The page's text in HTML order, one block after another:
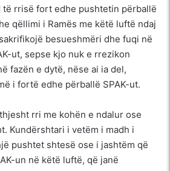
të rrisë fort edhe pushtetin përballë
qëllimi i Ramës me këtë luftë ndaj
besueshmëri dhe fuqi në
ut, sepse kjo nuk e rrezikon
fazën e dytë, nëse ai ia del,
i fortë edhe përballë SPAK-ut.
rri me kohën e ndalur ose
Kundërshtari i vetëm i madh i
pushtet shtesë ose i jashtëm që
un në këtë luftë, që janë